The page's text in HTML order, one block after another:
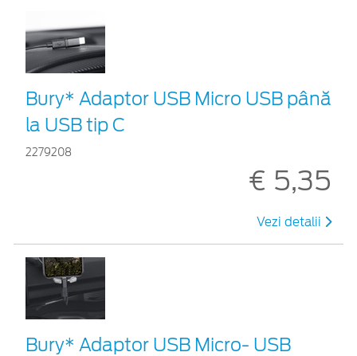
Bury* Adaptor USB Micro USB până
la USB tip C
2279208
€ 5,35
Vezi detalii
Bury* Adaptor USB Micro- USB